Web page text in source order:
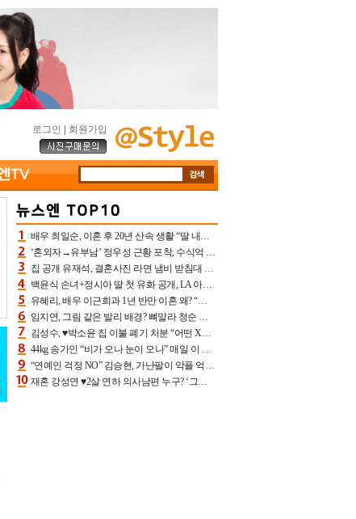
로그인 회원가입
배우 최일순, 이혼 후 20년 산속 생활 “딸 내가 버렸다고 원망‥맘 아파”(특종)[어제TV]
‘혼외자→유부남’ 정우성 근황 포착, 수식억 해킹 피해 후배 만났다 “존경하는”
집 공개 유재석, 결혼사진 라면 냄비 받침대 되고 분노‥가족사진도 피해(놀뭐)[어제TV]
백윤식 손녀+정시아 딸 첫 유화 공개, LA 아트쇼→서울국제조각페스타 작가다운 수준급 실력
유혜리, 배우 이근희과 1년 반만 이혼 왜? “식칼 꽂고 의자 던져” 충격 폭로(특종)[어제TV]
임지연, 그림 같은 발리 배경? 뼈말라 청순 비키니 핏에 상대 안 되네
김성수, ♥박소윤 집 이불 폐기 처분 “어떤 X이랑 썼을지 몰라” 질투(신랑수업2)[어제TV]
44kg 송가인 “비가 오나 눈이 오나” 매일 이 운동, 허벅지 근육량 상승+체지방 감소
“연예인 걱정 NO” 김승현, 가난팔이 악플 억울할만‥아내+딸과 日 여행
재혼 강성연 ♥2살 연하 의사남편 누구? ‘그알’ 자문의에 훈남 비주얼 초엘리트 스펙 [종합]